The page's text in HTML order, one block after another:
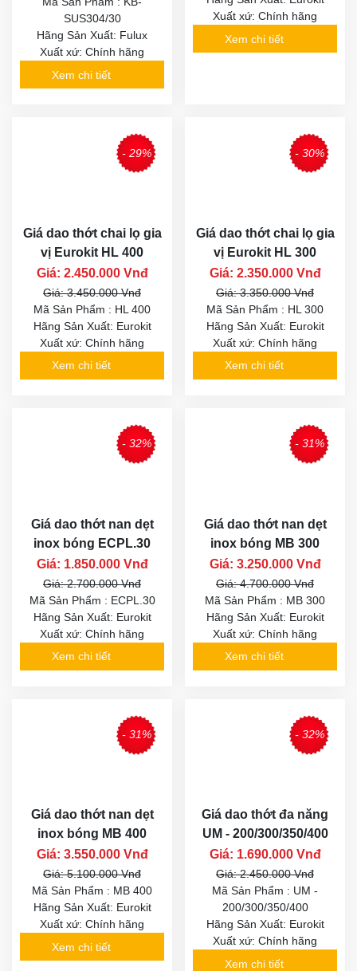
SUS304/30
Hãng Sản Xuất: Fulux
Xuất xứ: Chính hãng
Xem chi tiết
Xuất xứ: Chính hãng
Xem chi tiết
- 29%
Giá dao thớt chai lọ gia
vị Eurokit HL 400
Giá: 2.450.000 Vnđ
Giá: 3.450.000 Vnđ
Mã Sản Phẩm : HL 400
Hãng Sản Xuất: Eurokit
Xuất xứ: Chính hãng
Xem chi tiết
- 30%
Giá dao thớt chai lọ gia
vị Eurokit HL 300
Giá: 2.350.000 Vnđ
Giá: 3.350.000 Vnđ
Mã Sản Phẩm : HL 300
Hãng Sản Xuất: Eurokit
Xuất xứ: Chính hãng
Xem chi tiết
- 32%
Giá dao thớt nan dẹt
inox bóng ECPL.30
Giá: 1.850.000 Vnđ
Giá: 2.700.000 Vnđ
Mã Sản Phẩm : ECPL.30
Hãng Sản Xuất: Eurokit
Xuất xứ: Chính hãng
Xem chi tiết
- 31%
Giá dao thớt nan dẹt
inox bóng MB 300
Giá: 3.250.000 Vnđ
Giá: 4.700.000 Vnđ
Mã Sản Phẩm : MB 300
Hãng Sản Xuất: Eurokit
Xuất xứ: Chính hãng
Xem chi tiết
- 31%
Giá dao thớt nan dẹt
inox bóng MB 400
Giá: 3.550.000 Vnđ
Giá: 5.100.000 Vnđ
Mã Sản Phẩm : MB 400
Hãng Sản Xuất: Eurokit
Xuất xứ: Chính hãng
Xem chi tiết
- 32%
Giá dao thớt đa năng
UM - 200/300/350/400
Giá: 1.690.000 Vnđ
Giá: 2.450.000 Vnđ
Mã Sản Phẩm : UM -
200/300/350/400
Hãng Sản Xuất: Eurokit
Xuất xứ: Chính hãng
Xem chi tiết